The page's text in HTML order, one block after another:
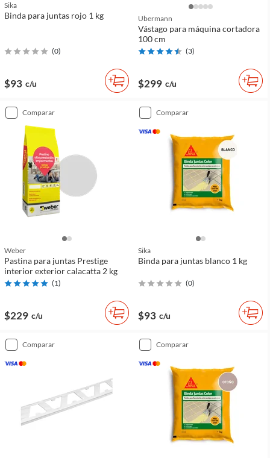
Sika
Binda para juntas rojo 1 kg
(0)
$93 c/u
Ubermann
Vástago para máquina cortadora
100 cm
(3)
$299 c/u
comparar
Weber
Pastina para juntas Prestige
interior exterior calacatta 2 kg
(1)
$229 c/u
comparar
Sika
Binda para juntas blanco 1 kg
(0)
$93 c/u
comparar comparar